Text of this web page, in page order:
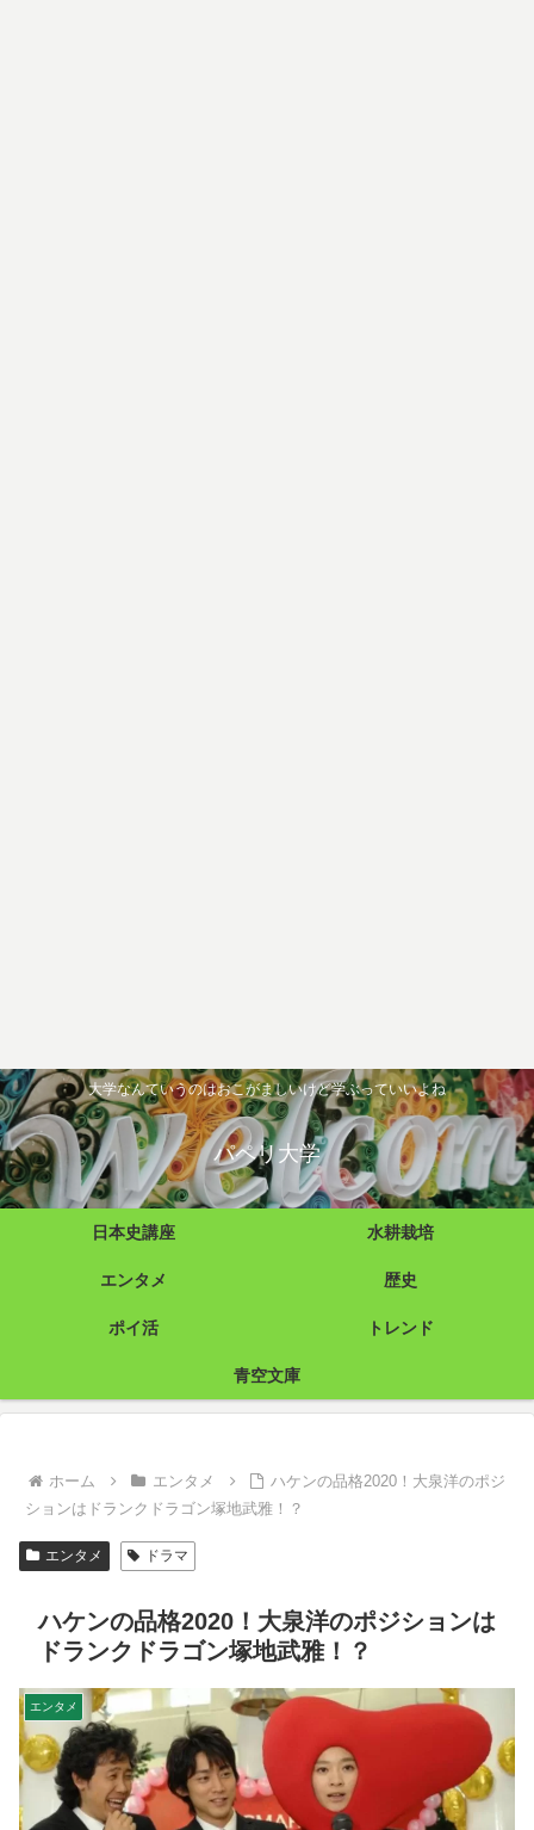
大学なんていうのはおこがましいけど学ぶっていいよね
パペリ大学
日本史講座 水耕栽培
エンタメ 歴史
ポイ活 トレンド
青空文庫
ホーム エンタメ
ハケンの品格2020！大泉洋のポジ
ションはドランクドラゴン塚地武雅！？
エンタメ ドラマ
ハケンの品格2020！大泉洋のポジションは
ドランクドラゴン塚地武雅！？
エンタメ